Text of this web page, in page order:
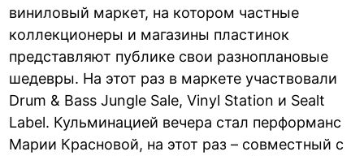
виниловый маркет, на котором частные
коллекционеры и магазины пластинок
представляют публике свои разноплановые
шедевры. На этот раз в маркете участвовали
Drum & Bass Jungle Sale, Vinyl Station и Sealt
Label. Кульминацией вечера стал перформанс
Марии Красновой, на этот раз – совместный с